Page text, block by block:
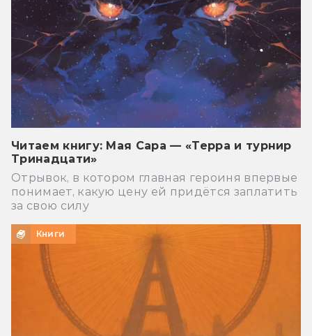
Читаем книгу: Мая Сара — «Терра и турнир
Тринадцати»
Отрывок, в котором главная героиня впервые
понимает, какую цену ей придётся заплатить
за свою силу
Книги